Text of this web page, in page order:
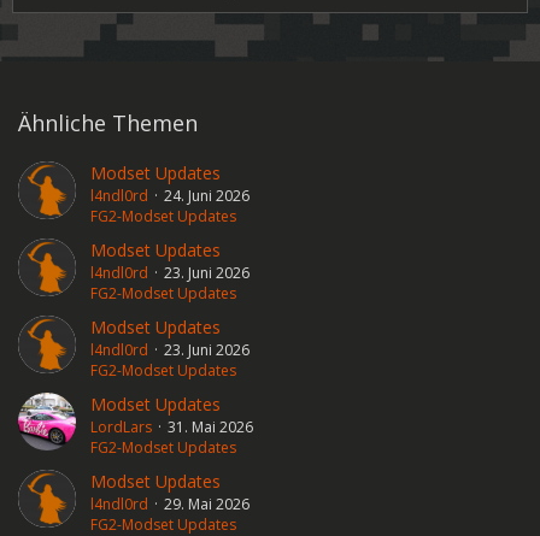
Ähnliche Themen
Modset Updates
l4ndl0rd
24. Juni 2026
FG2-Modset Updates
Modset Updates
l4ndl0rd
23. Juni 2026
FG2-Modset Updates
Modset Updates
l4ndl0rd
23. Juni 2026
FG2-Modset Updates
Modset Updates
LordLars
31. Mai 2026
FG2-Modset Updates
Modset Updates
l4ndl0rd
29. Mai 2026
FG2-Modset Updates